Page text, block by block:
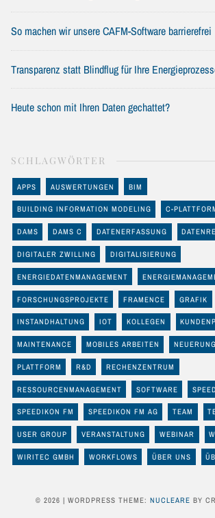
So machen wir unsere CAFM-Software barrierefrei
Transparenz statt Blindflug für Ihre
Heute schon mit Ihren Daten gechattet?
SCHLAGWÖRTER
APPS AUSWERTUNGEN BIM
BUILDING INFORMATION MODELING C-
DAMS DAMS C DATENERFASSUNG
DIGITALER ZWILLING DIGITALISIERUNG
ENERGIEDATENMANAGEMENT
FORSCHUNGSPROJEKTE FRAMENCE GRAFIK
INSTANDHALTUNG IOT KOLLEGEN
MAINTENANCE MOBILES ARBEITEN
PLATTFORM R&D RECHENZENTRUM
RESSOURCENMANAGEMENT SOFTWARE
SPEEDIKON FM SPEEDIKON FM AG TEAM
USER GROUP VERANSTALTUNG WEBINAR
WIRITEC GMBH WORKFLOWS ÜBER UNS
© 2026 | WORDPRESS THEME: NUCLEARE BY